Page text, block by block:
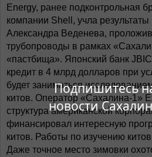
Подпишитесь
новости
Energy, ранее подконтрольная
компании Shell, учла
Александра Веденева,
трубопроводы в рамках
«пастбища». Японский банк
кредит в 4 млрд долларов при
будет заниматься
китов. Оператор «Сахалина-1»
структура американской
финансировал интересную
китов. Работы по изучению
Даже точное место зимовки